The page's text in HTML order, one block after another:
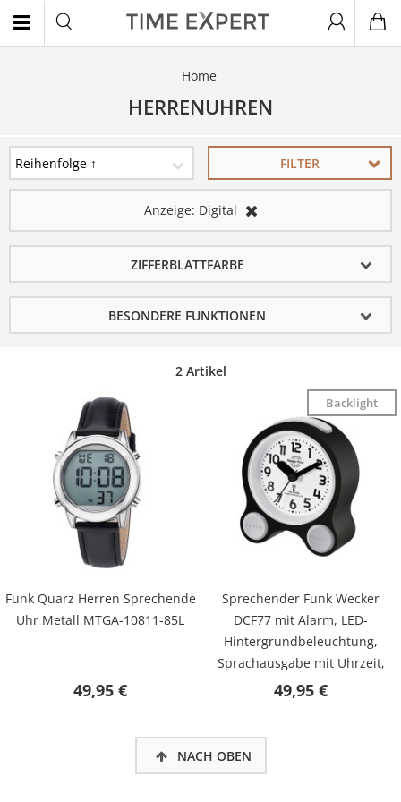
Home
HERRENUHREN
FILTER
Anzeige: Digital
ZIFFERBLATTFARBE
BESONDERE FUNKTIONEN
2 Artikel
Funk Quarz Herren Sprechende
Uhr Metall MTGA-10811-85L
49,95 €
Backlight
Sprechender Funk Wecker
DCF77 mit Alarm, LED-
Hintergrundbeleuchtung,
Sprachausgabe mit Uhrzeit,
Datum, inkl. Batterien MTC-
49,95 €
NACH OBEN